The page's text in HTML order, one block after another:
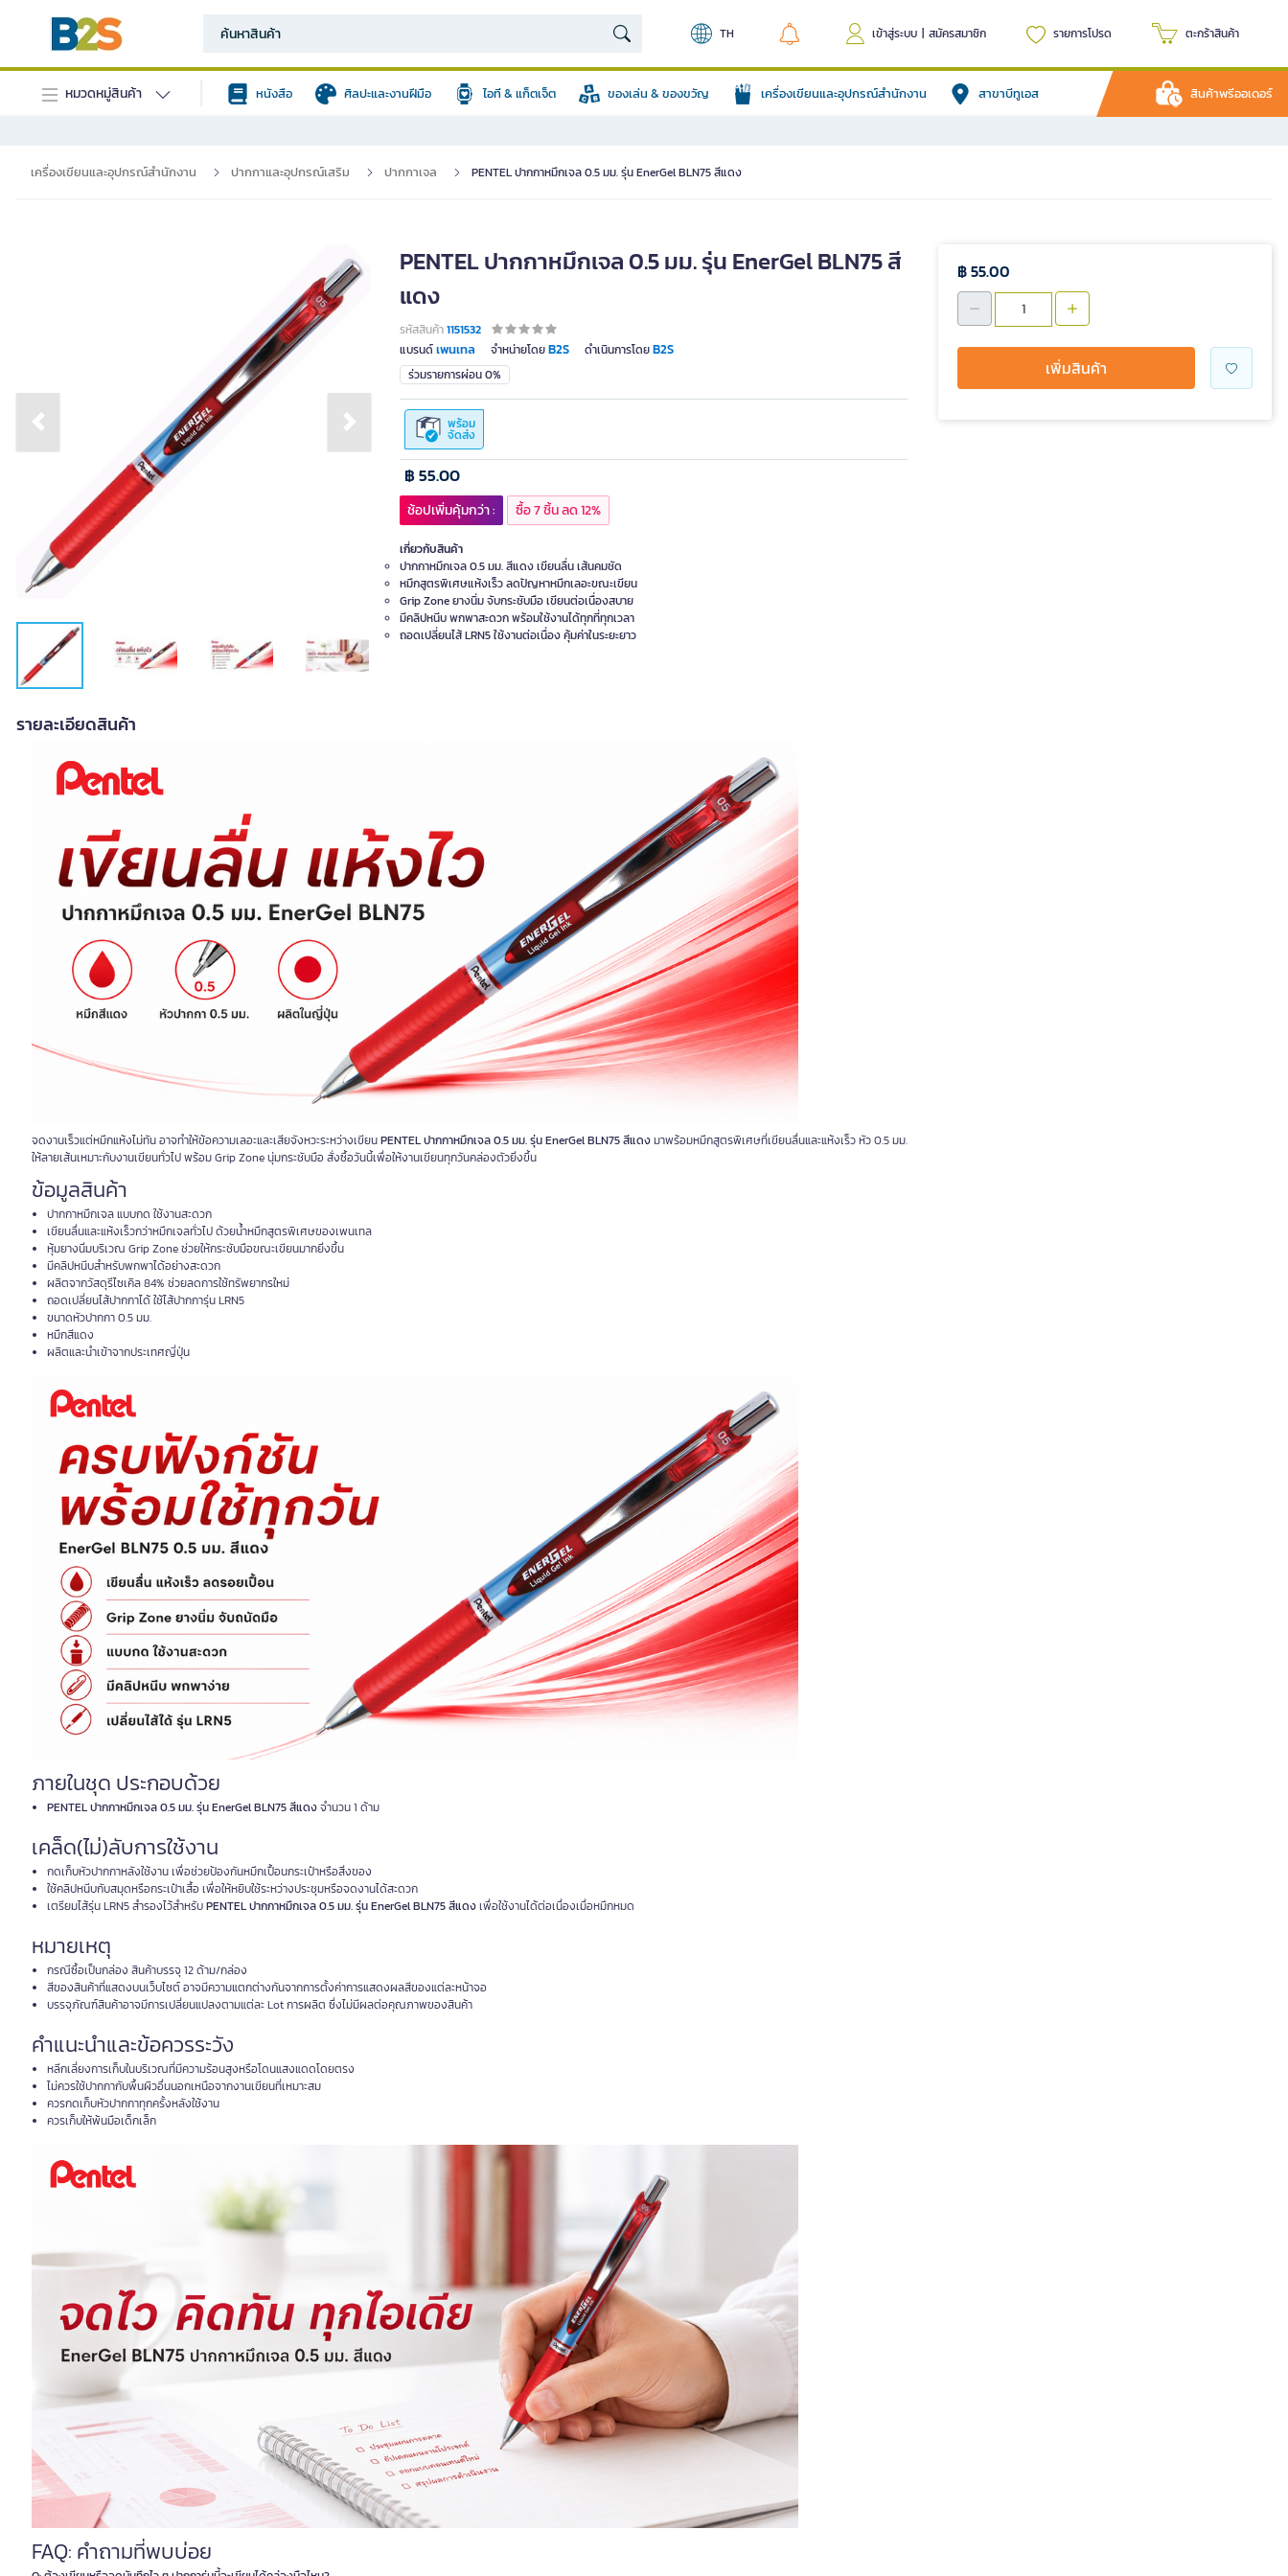
TH เข้าสู่ระบบ | สมัครสมาชิก รายการโปรด ตะกร้าสินค้า
หมวดหมู่สินค้า หนังสือ ศิลปะและงานฝีมือ ไอที & แก็ตเจ็ต ของเล่น & ของขวัญ เครื่องเขียนและอุปกรณ์สำนักงาน สาขาบีทูเอส สินค้าพรีออเดอร์
เครื่องเขียนและอุปกรณ์สำนักงาน ปากกาและอุปกรณ์เสริม ปากกาเจล PENTEL ปากกาหมึกเจล 0.5 มม. รุ่น EnerGel BLN75 สีแดง
Previous slide Next slide
PENTEL ปากกาหมึกเจล 0.5 มม. รุ่น EnerGel BLN75 สี
แดง
รหัสสินค้า1151532
แบรนด์เพนเทล จำหน่ายโดยB2S ดำเนินการโดยB2S
ร่วมรายการผ่อน 0%
พร้อม
จัดส่ง
฿ 55.00
ช้อปเพิ่มคุ้มกว่า : ซื้อ 7 ชิ้น ลด 12%
เกี่ยวกับสินค้า
ปากกาหมึกเจล 0.5 มม. สีแดง เขียนลื่น เส้นคมชัด
หมึกสูตรพิเศษแห้งเร็ว ลดปัญหาหมึกเลอะขณะเขียน
Grip Zone ยางนิ่ม จับกระชับมือ เขียนต่อเนื่องสบาย
มีคลิปหนีบ พกพาสะดวก พร้อมใช้งานได้ทุกที่ทุกเวลา
ถอดเปลี่ยนไส้ LRN5 ใช้งานต่อเนื่อง คุ้มค่าในระยะยาว
รายละเอียดสินค้า
จดงานเร็วแต่หมึกแห้งไม่ทัน อาจทำให้ข้อความเลอะและเสียจังหวะระหว่างเขียนPENTEL ปากกาหมึกเจล 0.5 มม. รุ่น EnerGel BLN75 สีแดงมาพร้อมหมึกสูตรพิเศษที่เขียนลื่นและแห้งเร็ว หัว 0.5 มม.
ให้ลายเส้นเหมาะกับงานเขียนทั่วไป พร้อม Grip Zone นุ่มกระชับมือ สั่งซื้อวันนี้เพื่อให้งานเขียนทุกวันคล่องตัวยิ่งขึ้น
ข้อมูลสินค้า
ปากกาหมึกเจล แบบกด ใช้งานสะดวก
เขียนลื่นและแห้งเร็วกว่าหมึกเจลทั่วไป ด้วยน้ำหมึกสูตรพิเศษของเพนเทล
หุ้มยางนิ่มบริเวณ Grip Zone ช่วยให้กระชับมือขณะเขียนมากยิ่งขึ้น
มีคลิปหนีบสำหรับพกพาได้อย่างสะดวก
ผลิตจากวัสดุรีไซเคิล 84% ช่วยลดการใช้ทรัพยากรใหม่
ถอดเปลี่ยนไส้ปากกาได้ ใช้ไส้ปากการุ่น LRN5
ขนาดหัวปากกา 0.5 มม.
หมึกสีแดง
ผลิตและนำเข้าจากประเทศญี่ปุ่น
ภายในชุด ประกอบด้วย
PENTEL ปากกาหมึกเจล 0.5 มม. รุ่น EnerGel BLN75 สีแดงจำนวน 1 ด้าม
เคล็ด(ไม่)ลับการใช้งาน
กดเก็บหัวปากกาหลังใช้งาน เพื่อช่วยป้องกันหมึกเปื้อนกระเป๋าหรือสิ่งของ
ใช้คลิปหนีบกับสมุดหรือกระเป๋าเสื้อ เพื่อให้หยิบใช้ระหว่างประชุมหรือจดงานได้สะดวก
เตรียมไส้รุ่น LRN5 สำรองไว้สำหรับPENTEL ปากกาหมึกเจล 0.5 มม. รุ่น EnerGel BLN75 สีแดงเพื่อใช้งานได้ต่อเนื่องเมื่อหมึกหมด
หมายเหตุ
กรณีซื้อเป็นกล่อง สินค้าบรรจุ 12 ด้าม/กล่อง
สีของสินค้าที่แสดงบนเว็บไซต์ อาจมีความแตกต่างกันจากการตั้งค่าการแสดงผลสีของแต่ละหน้าจอ
บรรจุภัณฑ์สินค้าอาจมีการเปลี่ยนแปลงตามแต่ละ Lot การผลิต ซึ่งไม่มีผลต่อคุณภาพของสินค้า
คำแนะนำและข้อควรระวัง
หลีกเลี่ยงการเก็บในบริเวณที่มีความร้อนสูงหรือโดนแสงแดดโดยตรง
ไม่ควรใช้ปากกากับพื้นผิวอื่นนอกเหนือจากงานเขียนที่เหมาะสม
ควรกดเก็บหัวปากกาทุกครั้งหลังใช้งาน
ควรเก็บให้พ้นมือเด็กเล็ก
FAQ: คำถามที่พบบ่อย
฿ 55.00
เพิ่มสินค้า